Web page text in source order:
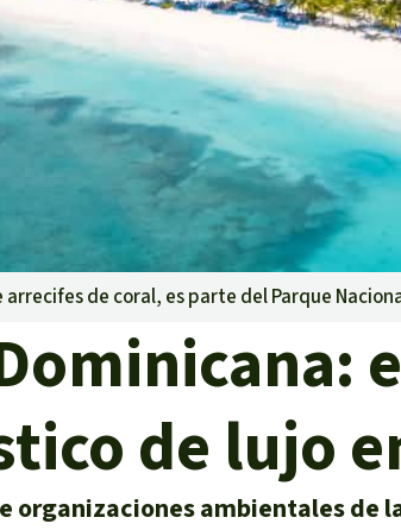
Metales
Minería
Agrotoxicos
Aceite de palma
Indígena
Landgrabbing
Granjas Industriales
Para niñas y niñosde coral, es parte del Parque
de lujo
organizaciones ambientales de